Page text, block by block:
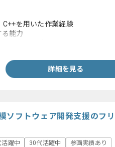
C++を用いた作業経験
る能力
詳細を見る
ソフトウェア開発支援のフ
活躍中 30代活躍中 参画実績あり